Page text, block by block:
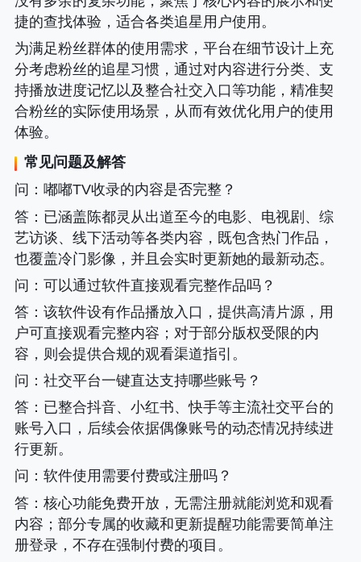
捷的查找体验，适合各类追星用户使用。
为满足粉丝群体的使用需求，平台在细节设计上充
分考虑粉丝的追星习惯，通过对内容进行分类、支
持播放进度记忆以及整合社交入口等功能，精准契
合粉丝的实际使用场景，从而有效优化用户的使用
体验。
常见问题及解答
问 ：嘟嘟TV收录的内容是否完整？
答：已涵盖陈都灵从出道至今的电影、电视剧、综
艺访谈、线下活动等各类内容，既包含热门作品，
也覆盖冷门影像，并且会实时更新她的最新动态。
问 ：可以通过软件直接观看完整作品吗？
答：该软件设有作品播放入口，提供高清片源，用
户可直接观看完整内容；对于部分版权受限的内
容，则会提供合规的观看渠道指引。
问 ：社交平台一键直达支持哪些账号？
答：已整合抖音、小红书、快手等主流社交平台的
账号入口，后续会依据偶像账号的动态情况持续进
行更新。
问 ：软件使用需要付费或注册吗？
答：核心功能免费开放，无需注册就能浏览和观看
内容；部分专属的收藏和更新提醒功能需要简单注
册登录，不存在强制付费的项目。